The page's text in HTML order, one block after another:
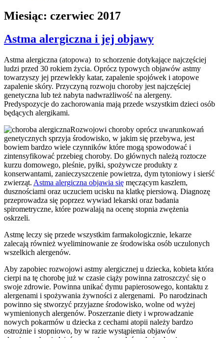
Miesiąc: czerwiec 2017
Astma alergiczna i jej objawy
Astma alergiczna (atopowa) to schorzenie dotykające najczęściej
ludzi przed 30 rokiem życia. Oprócz typowych objawów astmy
towarzyszy jej przewlekły katar, zapalenie spojówek i atopowe
zapalenie skóry. Przyczyną rozwoju choroby jest najczęściej
genetyczna lub też nabyta nadwrażliwość na alergeny.
Predyspozycje do zachorowania mają przede wszystkim dzieci osób
będących alergikami.
Rozwojowi choroby oprócz uwarunkowań
genetycznych sprzyja środowisko, w jakim się przebywa, jest
bowiem bardzo wiele czynników które mogą spowodować i
zintensyfikować przebieg choroby. Do głównych należą roztocze
kurzu domowego, pleśnie, pyłki, spożywcze produkty z
konserwantami, zanieczyszczenie powietrza, dym tytoniowy i sierść
zwierząt. Astma alergiczna objawia się męczącym kaszlem,
dusznościami oraz uczuciem ucisku na klatkę piersiową. Diagnozę
przeprowadza się poprzez wywiad lekarski oraz badania
spirometryczne, które pozwalają na ocenę stopnia zwężenia
oskrzeli.
Astmę leczy się przede wszystkim farmakologicznie, lekarze
zalecają również wyeliminowanie ze środowiska osób uczulonych
wszelkich alergenów.
Aby zapobiec rozwojowi astmy alergicznej u dziecka, kobieta która
cierpi na tę chorobę już w czasie ciąży powinna zatroszczyć się o
swoje zdrowie. Powinna unikać dymu papierosowego, kontaktu z
alergenami i spożywania żywności z alergenami. Po narodzinach
powinno się stworzyć przyjazne środowisko, wolne od wyżej
wymienionych alergenów. Poszerzanie diety i wprowadzanie
nowych pokarmów u dziecka z cechami atopii należy bardzo
ostrożnie i stopniowo, by w razie wystąpienia objawów